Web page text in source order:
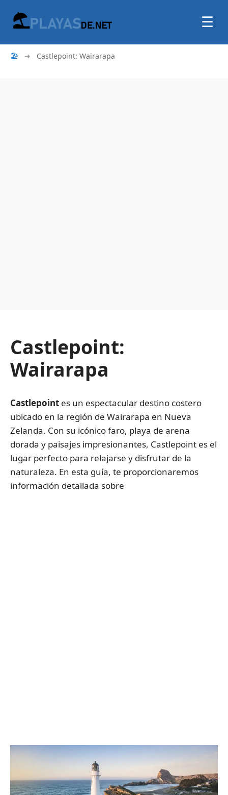
☰
🏖 ➜ Castlepoint: Wairarapa
Castlepoint:
Wairarapa
Castlepoint es un espectacular destino costero
ubicado en la región de Wairarapa en Nueva
Zelanda. Con su icónico faro, playa de arena
dorada y paisajes impresionantes, Castlepoint es el
lugar perfecto para relajarse y disfrutar de la
naturaleza. En esta guía, te proporcionaremos
información detallada sobre